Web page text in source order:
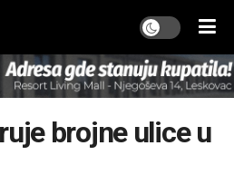
brojne ulice u